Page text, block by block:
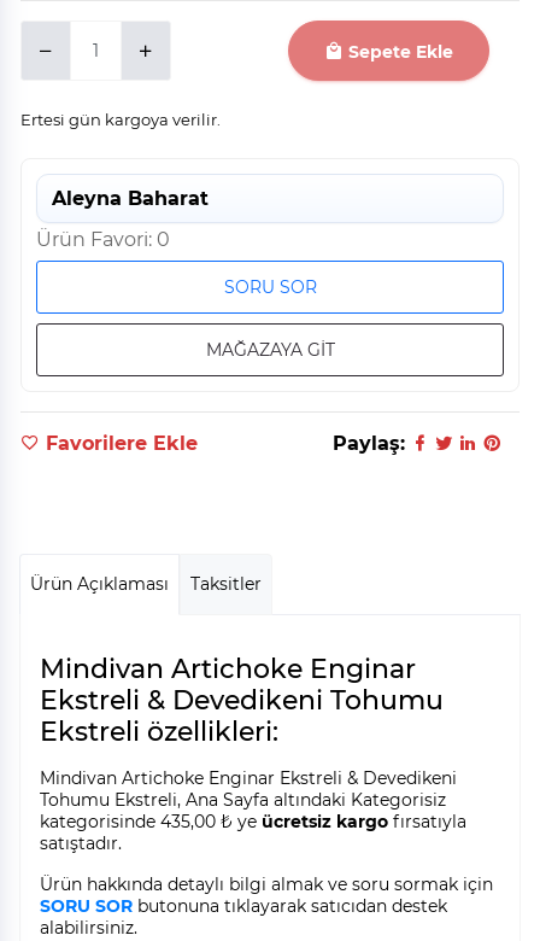
Sepete Ekle
Ertesi gün kargoya verilir.
Aleyna Baharat
Ürün Favori: 0
SORU SOR
MAĞAZAYA GİT
Favorilere Ekle Paylaş:
Ürün Açıklaması Taksitler
Mindivan Artichoke Enginar
Ekstreli & Devedikeni Tohumu
Ekstreli özellikleri:
Mindivan Artichoke Enginar Ekstreli & Devedikeni
Tohumu Ekstreli, Ana Sayfa altındaki Kategorisiz
kategorisinde 435,00 ₺ ye ücretsiz kargo fırsatıyla
satıştadır.
Ürün hakkında detaylı bilgi almak ve soru sormak için
SORU SOR butonuna tıklayarak satıcıdan destek
alabilirsiniz.